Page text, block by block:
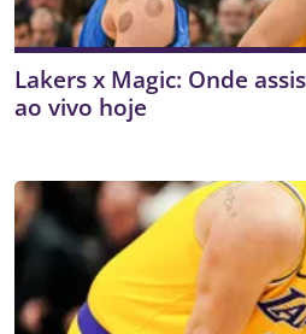
Lakers x Magic: Onde
ao vivo hoje